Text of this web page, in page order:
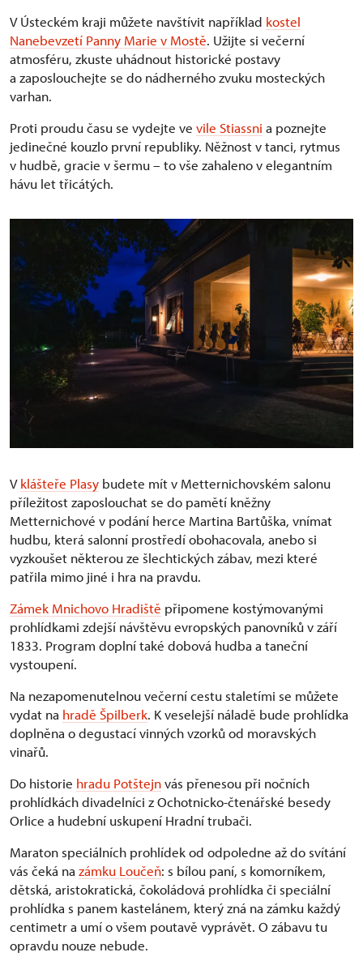
V Ústeckém kraji můžete navštívit například kostel
Nanebevzetí Panny Marie v Mostě. Užijte si večerní
atmosféru, zkuste uhádnout historické postavy
a zaposlouchejte se do nádherného zvuku mosteckých
varhan.
Proti proudu času se vydejte ve vile Stiassni a poznejte
jedinečné kouzlo první republiky. Něžnost v tanci, rytmus
v hudbě, gracie v šermu – to vše zahaleno v elegantním
hávu let třicátých.
Vklášteře Plasy budete mít v Metternichovském salonu
příležitost zaposlouchat se do pamětí kněžny
Metternichové v podání herce Martina Bartůška, vnímat
hudbu, která salonní prostředí obohacovala, anebo si
vyzkoušet některou ze šlechtických zábav, mezi které
patřila mimo jiné i hra na pravdu.
Zámek Mnichovo Hradiště připomene kostýmovanými
prohlídkami zdejší návštěvu evropských panovníků v září
1833. Program doplní také dobová hudba a taneční
vystoupení.
Na nezapomenutelnou večerní cestu staletími se můžete
vydat na hradě Špilberk. K veselejší náladě bude prohlídka
doplněna o degustací vinných vzorků od moravských
vinařů.
Do historie hradu Potštejnvás přenesou při nočních
prohlídkách divadelníci z Ochotnicko-čtenářské besedy
Orlice a hudební uskupení Hradní trubači.
Maraton speciálních prohlídek od odpoledne až do svítání
vás čeká na zámku Loučeň: s bílou paní, s komorníkem,
dětská, aristokratická, čokoládová prohlídka či speciální
prohlídka s panem kastelánem, který zná na zámku každý
centimetr a umí o všem poutavě vyprávět. O zábavu tu
opravdu nouze nebude.